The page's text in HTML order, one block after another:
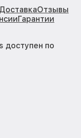
ДоставкаОтзывы
Гарантии
доступен по